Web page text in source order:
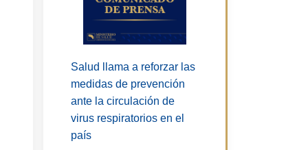
Salud llama a reforzar las
medidas de prevención
ante la circulación de
virus respiratorios en el
país